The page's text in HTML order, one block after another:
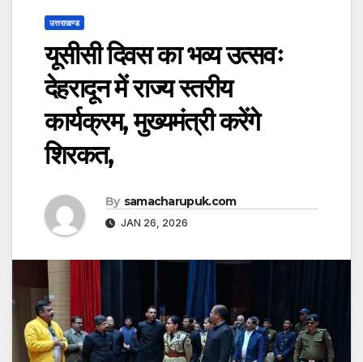
उत्तराखण्ड
यूसीसी दिवस का भव्य उत्सवः
देहरादून में राज्य स्तरीय
कार्यक्रम, मुख्यमंत्री करेंगे
शिरकत,
By samacharupuk.com
JAN 26, 2026